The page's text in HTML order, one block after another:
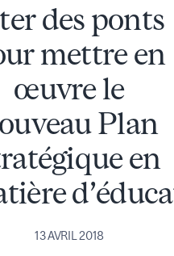
des ponts
mettre en
œuvre le
Plan
en
13 AVRIL 2018